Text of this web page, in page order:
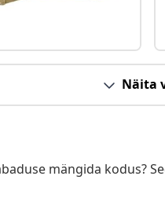
Näita
mängida kodus?